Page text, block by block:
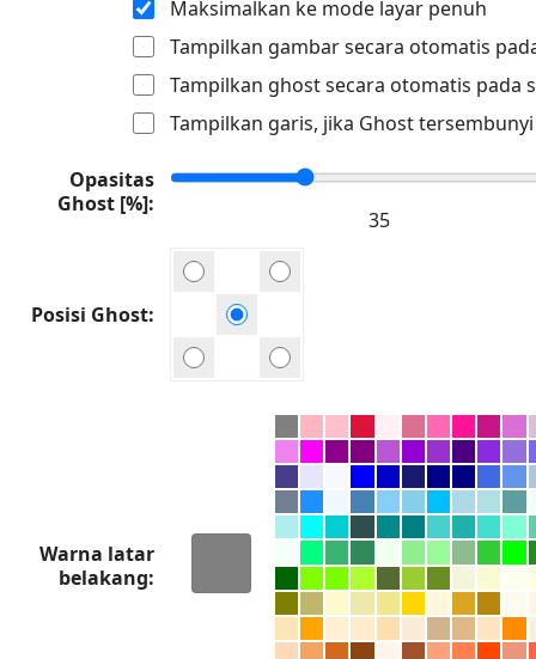
Maksimalkan ke mode layar penuh
Tampilkan gambar secara otomatis
Tampilkan ghost secara otomatis pada
Tampilkan garis, jika Ghost tersembunyi
Opasitas
Ghost [%]
Posisi Ghost
Warna latar
belakang